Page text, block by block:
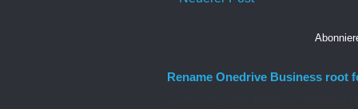
Rename Onedrive Business root